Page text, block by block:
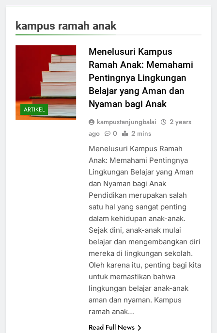
kampus ramah anak
ARTIKEL
Menelusuri Kampus
Ramah Anak: Memahami
Pentingnya Lingkungan
Belajar yang Aman dan
Nyaman bagi Anak
kampustanjungbalai
2 years
ago
0 2 mins
Menelusuri Kampus Ramah
Anak: Memahami Pentingnya
Lingkungan Belajar yang Aman
dan Nyaman bagi Anak
Pendidikan merupakan salah
satu hal yang sangat penting
dalam kehidupan anak-anak.
Sejak dini, anak-anak mulai
belajar dan mengembangkan diri
mereka di lingkungan sekolah.
Oleh karena itu, penting bagi kita
untuk memastikan bahwa
lingkungan belajar anak-anak
aman dan nyaman. Kampus
ramah anak…
Read Full News